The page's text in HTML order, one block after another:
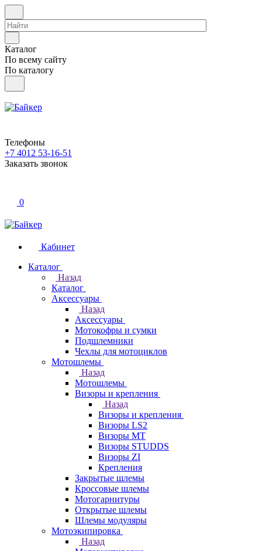
Каталог
По всему сайту
По каталогу
Телефоны
+7 4012 53-16-51
Заказать звонок
0
Кабинет
Каталог
Назад
Каталог
Аксессуары
Назад
Аксессуары
Мотокофры и сумки
Подшлемники
Чехлы для мотоциклов
Мотошлемы
Назад
Мотошлемы
Визоры и крепления
Назад
Визоры и крепления
Визоры LS2
Визоры MT
Визоры STUDDS
Визоры ZI
Крепления
Закрытые шлемы
Кроссовые шлемы
Мотогарнитуры
Открытые шлемы
Шлемы модуляры
Мотоэкипировка
Назад